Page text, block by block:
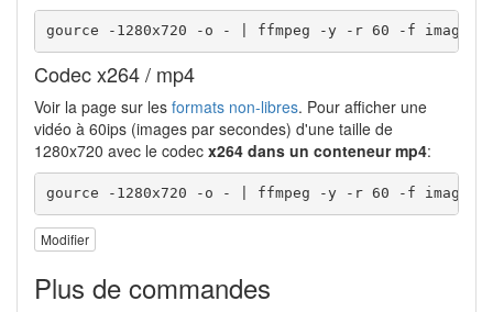
gource -1280x720 -o - | ffmpeg -y -r 60 -f
Codec x264 / mp4
Voir la page sur les formats non-libres. Pour afficher une
vidéo à 60ips (images par secondes) d'une taille de
1280x720 avec le codec x264 dans un conteneur mp4:
gource -1280x720 -o - | ffmpeg -y -r 60 -f
Modifier
Plus de commandes